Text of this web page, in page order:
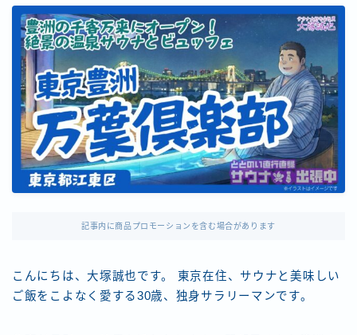
記事内に商品プロモーションを含む場合があります
こんにちは、大塚誠也です。 東京在住、サウナと美味しい
ご飯をこよなく愛する30歳、独身サラリーマンです。